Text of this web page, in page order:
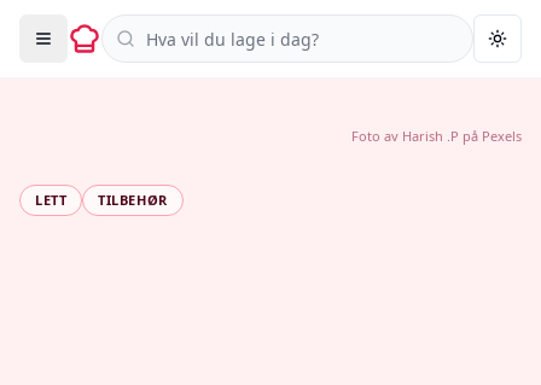
Søk i oppskrifter
LETT TILBEHØR
Foto av Harish .P på Pexels